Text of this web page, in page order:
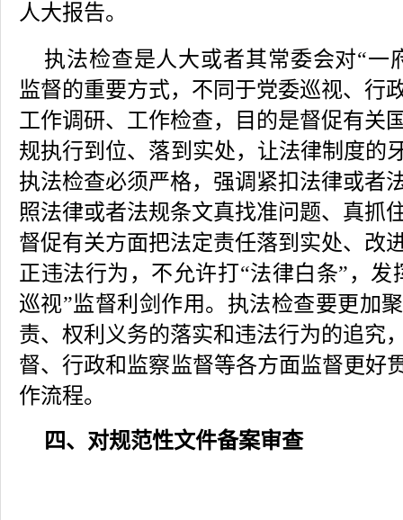
人大报告。
执法检查是人大或者其常委会对“一
监督的重要方式，不同于党委巡视、行
工作调研、工作检查，目的是督促有关
规执行到位、落到实处，让法律制度的
执法检查必须严格，强调紧扣法律或者
照法律或者法规条文真找准问题、真抓
督促有关方面把法定责任落到实处、改
正违法行为，不允许打“法律白条”，发
巡视”监督利剑作用。执法检查要更加
责、权利义务的落实和违法行为的追究
督、行政和监察监督等各方面监督更好
作流程。
四、对规范性文件备案审查